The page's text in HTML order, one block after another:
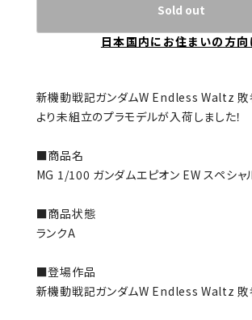
Sold out
日本国内にお住まいの方向
新機動戦記ガンダムW Endless Waltz 敗
より未組立のプラモデルが入荷しました！
■商品名
MG 1/100 ガンダムエピオン EW スペシャ
■商品状態
ランクA
■登場作品
新機動戦記ガンダムW Endless Waltz 敗